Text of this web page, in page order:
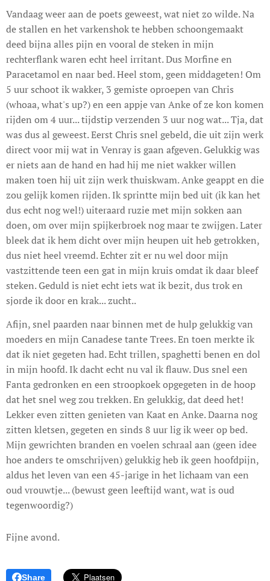
Vandaag weer aan de poets geweest, wat niet zo wilde. Na
de stallen en het varkenshok te hebben schoongemaakt
deed bijna alles pijn en vooral de steken in mijn
rechterflank waren echt heel irritant. Dus Morfine en
Paracetamol en naar bed. Heel stom, geen middageten! Om
5 uur schoot ik wakker, 3 gemiste oproepen van Chris
(whoaa, what's up?) en een appje van Anke of ze kon komen
rijden om 4 uur... tijdstip verzenden 3 uur nog wat... Tja, dat
was dus al geweest. Eerst Chris snel gebeld, die uit zijn werk
direct voor mij wat in Venray is gaan afgeven. Gelukkig was
er niets aan de hand en had hij me niet wakker willen
maken toen hij uit zijn werk thuiskwam. Anke geappt en die
zou gelijk komen rijden. Ik sprintte mijn bed uit (ik kan het
dus echt nog wel!) uiteraard ruzie met mijn sokken aan
doen, om over mijn spijkerbroek nog maar te zwijgen. Later
bleek dat ik hem dicht over mijn heupen uit heb getrokken,
dus niet heel vreemd. Echter zit er nu wel door mijn
vastzittende teen een gat in mijn kruis omdat ik daar bleef
steken. Geduld is niet echt iets wat ik bezit, dus trok en
sjorde ik door en krak... zucht..
Afijn, snel paarden naar binnen met de hulp gelukkig van
moeders en mijn Canadese tante Trees. En toen merkte ik
dat ik niet gegeten had. Echt trillen, spaghetti benen en dol
in mijn hoofd. Ik dacht echt nu val ik flauw. Dus snel een
Fanta gedronken en een stroopkoek opgegeten in de hoop
dat het snel weg zou trekken. En gelukkig, dat deed het!
Lekker even zitten genieten van Kaat en Anke. Daarna nog
zitten kletsen, gegeten en sinds 8 uur lig ik weer op bed.
Mijn gewrichten branden en voelen schraal aan (geen idee
hoe anders te omschrijven) gelukkig heb ik geen hoofdpijn,
aldus het leven van een 45-jarige in het lichaam van een
oud vrouwtje... (bewust geen leeftijd want, wat is oud
tegenwoordig?)
Fijne avond.
Share